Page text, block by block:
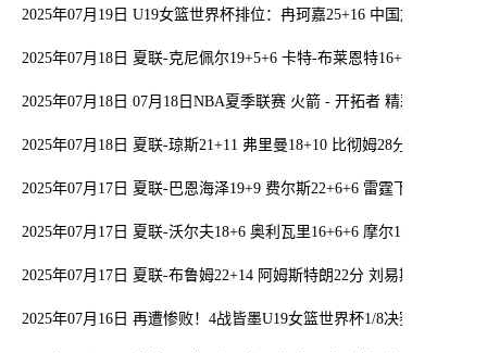
2025年07月19日 U19女篮世界杯排位：冉珂嘉25+16 中国加时1分险
2025年07月18日 夏联-克尼佩尔19+5+6 卡特-布莱恩特16+5 黄蜂大胜
2025年07月18日 07月18日NBA夏季联赛 火箭 - 开拓者 精彩镜头
2025年07月18日 夏联-琼斯21+11 弗里曼18+10 比彻姆28分 步行者险
2025年07月17日 夏联-巴恩海泽19+9 费尔斯22+6+6 雷霆下半场回暖
2025年07月17日 夏联-沃尔夫18+6 奥利瓦里16+6+6 摩尔17+6 篮网击
2025年07月17日 夏联-布鲁姆22+14 阿姆斯特朗22分 刘易斯23分 76人
2025年07月16日 再遭惨败！4战皆墨U19女篮世界杯1/8决赛-中国队惨